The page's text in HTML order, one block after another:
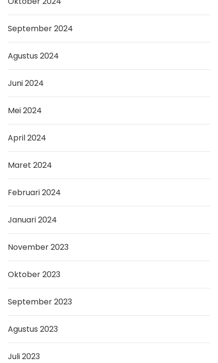
September 2024
Agustus 2024
Juni 2024
Mei 2024
April 2024
Maret 2024
Februari 2024
Januari 2024
November 2023
Oktober 2023
September 2023
Agustus 2023
Juli 2023